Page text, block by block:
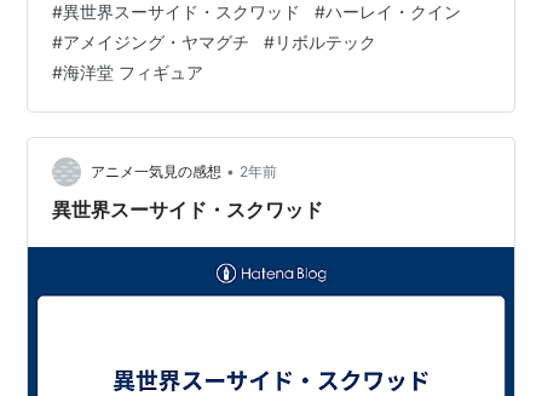
久」。 （※敬称略） 【限定販売】リボルテック アメイジ
ング・ヤマグチ『ハーレイ・クイン 異世界スーサイド・
スクワッドVer.』可動フィギュアは、海洋堂より2025年
12月発売の予定です♪ 【DMM】『ハーレイ・クイン 異世
界スーサイド・スクワッドVer.』1/7 フィギュア【海洋
堂】 【…
#異世界スーサイド・スクワッド #ハーレイ・クイン
#アメイジング・ヤマグチ #リボルテック
#海洋堂 フィギュア
アニメ一気見の感想 • 2年前
異世界スーサイド・スクワッド